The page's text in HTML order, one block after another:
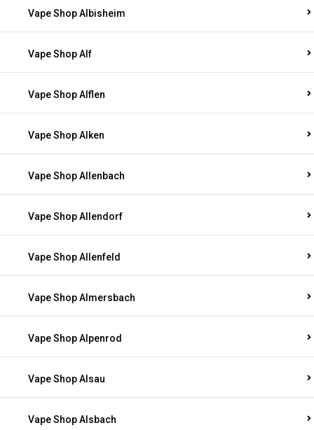
Vape Shop Albisheim
Vape Shop Alf
Vape Shop Alflen
Vape Shop Alken
Vape Shop Allenbach
Vape Shop Allendorf
Vape Shop Allenfeld
Vape Shop Almersbach
Vape Shop Alpenrod
Vape Shop Alsau
Vape Shop Alsbach